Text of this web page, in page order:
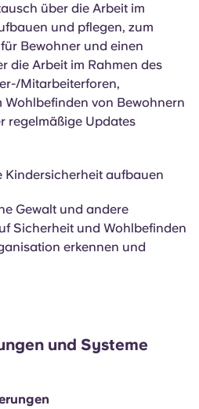
über die Arbeit im
und pflegen, zum
Bewohner und einen
die Arbeit im Rahmen des
Mitarbeiterforen,
Wohlbefinden von Bewohnern
regelmäßige Updates
Kindersicherheit aufbauen
Gewalt und andere
Sicherheit und Wohlbefinden
erkennen und
und Systeme